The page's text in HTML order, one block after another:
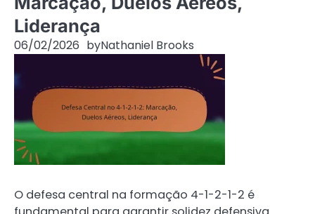
Liderança
06/02/2026 byNathaniel Brooks
O defesa central na formação 4-1-2-1-2 é